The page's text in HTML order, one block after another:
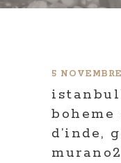
5
d’inde,
murano2